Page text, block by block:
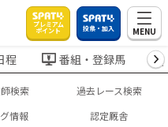
プレミアム
ポイント 投票・加入 MENU
程 番組・登録馬
検索
過去レース検索
情報
認定厩舎